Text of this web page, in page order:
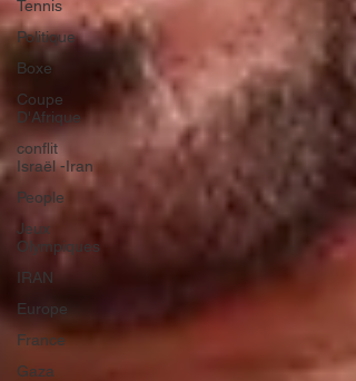
Tennis
Politique
Boxe
Coupe
D'Afrique
conflit
Israël -Iran
People
Jeux
Olympiques
IRAN
Europe
France
Gaza